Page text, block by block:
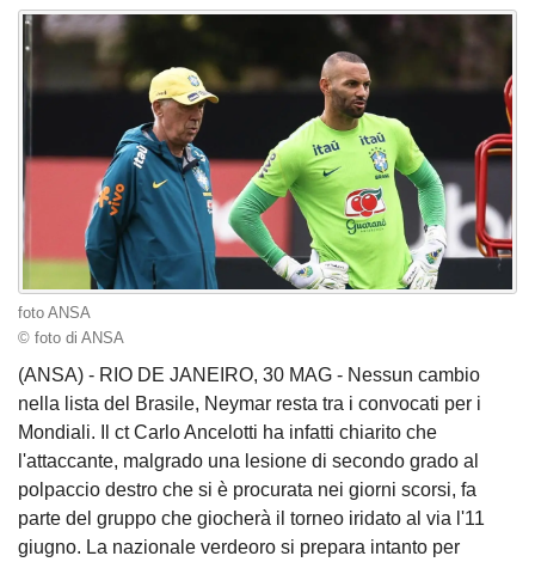
foto ANSA
© foto di ANSA
(ANSA) - RIO DE JANEIRO, 30 MAG - Nessun cambio
nella lista del Brasile, Neymar resta tra i convocati per i
Mondiali. Il ct Carlo Ancelotti ha infatti chiarito che
l'attaccante, malgrado una lesione di secondo grado al
polpaccio destro che si è procurata nei giorni scorsi, fa
parte del gruppo che giocherà il torneo iridato al via l'11
giugno. La nazionale verdeoro si prepara intanto per